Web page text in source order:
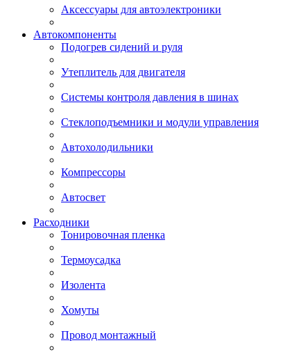
Аксессуары для автоэлектроники
Автокомпоненты
Подогрев сидений и руля
Утеплитель для двигателя
Системы контроля давления в шинах
Стеклоподъемники и модули управления
Автохолодильники
Компрессоры
Автосвет
Расходники
Тонировочная пленка
Термоусадка
Изолента
Хомуты
Провод монтажный